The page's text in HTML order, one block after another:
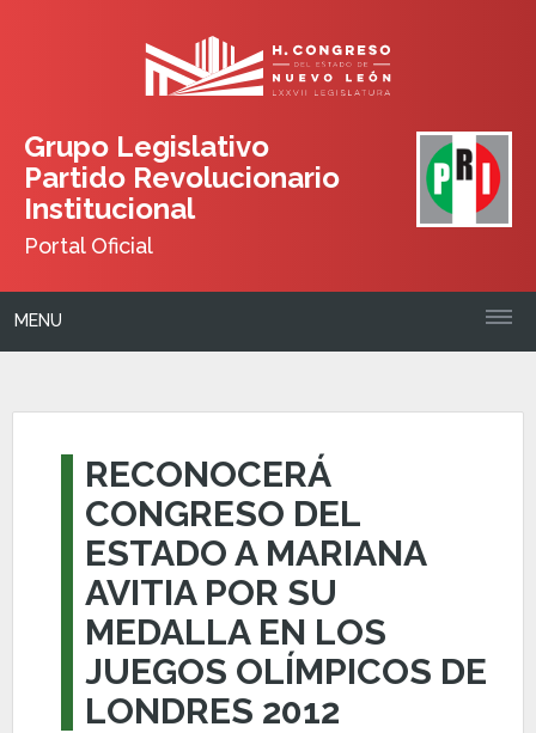
Grupo Legislativo
Partido Revolucionario
Institucional
Portal Oficial
MENU
RECONOCERÁ
CONGRESO DEL
ESTADO A MARIANA
AVITIA POR SU
MEDALLA EN LOS
JUEGOS OLÍMPICOS DE
LONDRES 2012